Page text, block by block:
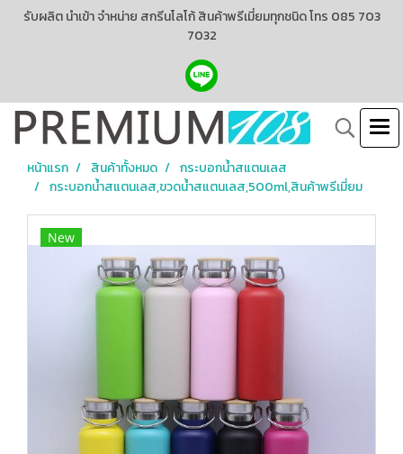
รับผลิต นำเข้า จำหน่าย สกรีนโลโก้ สินค้าพรีเมี่ยมทุกชนิด โทร 085 703
7032
หน้าแรก สินค้าทั้งหมด
กระบอกน้ำสแตนเลส
กระบอกน้ำสแตนเลส,ขวดน้ำสแตนเลส,500ml,สินค้าพรีเมี่ยม
New